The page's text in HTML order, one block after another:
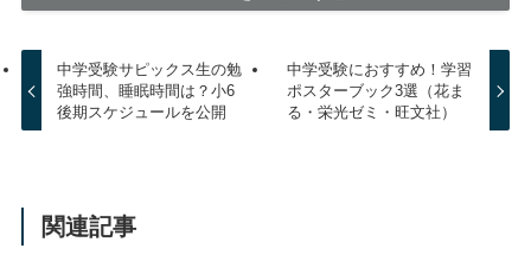
中学受験サピックス生の勉
強時間、睡眠時間は？小6
後期スケジュールを公開
中学受験におすすめ！学習
ポスターブック3選（花ま
る・栄光ゼミ・旺文社）
関連記事